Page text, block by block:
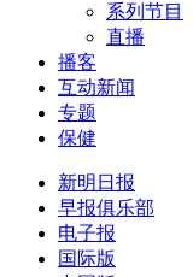
系列节目
直播
播客
互动新闻
专题
保健
新明日报
早报俱乐部
电子报
国际版